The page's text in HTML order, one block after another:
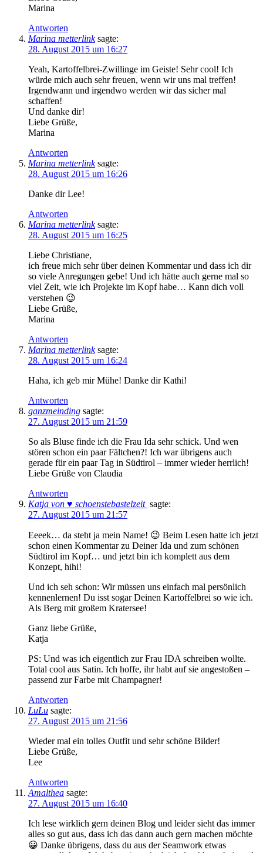
Marina
Antworten
Marina metterlink sagte:
28. August 2015 um 16:27
Yeah, Kartoffelbrei-Zwillinge im Geiste! Sehr cool! Ich
würde mich auch sehr freuen, wenn wir uns mal treffen!
Irgendwann und irgendwo werden wir das sicher mal
schaffen!
Und danke dir!
Liebe Grüße,
Marina
Antworten
Marina metterlink sagte:
28. August 2015 um 16:26
Danke dir Lee!
Antworten
Marina metterlink sagte:
28. August 2015 um 16:25
Liebe Christiane,
ich freue mich sehr über deinen Kommentar und dass ich dir
so viele Anregungen gebe! Und ich hätte auch gerne mal so
viel Zeit, wie ich Projekte im Kopf habe… Kann dich voll
verstehen 😉
Liebe Grüße,
Marina
Antworten
Marina metterlink sagte:
28. August 2015 um 16:24
Haha, ich geb mir Mühe! Danke dir Kathi!
Antworten
ganzmeinding sagte:
27. August 2015 um 21:59
So als Bluse finde ich die Frau Ida sehr schick. Und wen
stören schon ein paar Fältchen?! Ich war übrigens auch
gerade für ein paar Tag in Südtirol – immer wieder herrlich!
Liebe Grüße von Claudia
Antworten
Katja von ♥ schoenstebastelzeit sagte:
27. August 2015 um 21:57
Eeeek… da steht ja mein Name! 😉 Beim Lesen hatte ich jetzt
schon einen Kommentar zu Deiner Ida und zum schönen
Südtirol im Kopf… und jetzt bin ich komplett aus dem
Konzept, hihi!
Und ich seh schon: Wir müssen uns einfach mal persönlich
kennenlernen! Du isst sogar Deinen Kartoffelbrei so wie ich.
Als Berg mit großem Kratersee!
Ganz liebe Grüße,
Katja
PS: Und was ich eigentlich zur Frau IDA schreiben wollte.
Total cool aus Satin. Ich hoffe, ihr habt auf sie angestoßen –
passend zur Farbe mit Champagner!
Antworten
LuLu sagte:
27. August 2015 um 21:56
Wieder mal ein tolles Outfit und sehr schöne Bilder!
Liebe Grüße,
Lee
Antworten
Amalthea sagte:
27. August 2015 um 16:40
Ich lese wirklich gern deinen Blog und leider sieht das immer
alles so gut aus, dass ich das dann auch gern machen möchte
😀 Danke übrigens, dass du aus der Seamwork etwas